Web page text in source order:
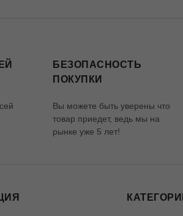
БЕЗОПАСНОСТЬ
ПОКУПКИ
Вы можете быть уверены что
товар приедет, ведь мы на
рынке уже 5 лет!